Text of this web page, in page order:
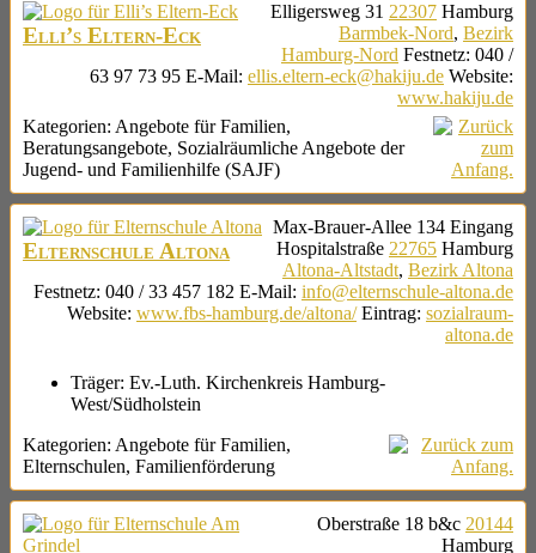
Elli’s Eltern-Eck
Elligersweg 31 22307 Hamburg
Barmbek-Nord, Bezirk
Hamburg-Nord Festnetz: 040 /
63 97 73 95 E-Mail: ellis.eltern-eck@hakiju.de Website:
www.hakiju.de
Kategorien: Angebote für Familien,
Beratungsangebote, Sozialräumliche Angebote der
Jugend- und Familienhilfe (SAJF)
Elternschule Altona
Max-Brauer-Allee 134 Eingang
Hospitalstraße 22765 Hamburg
Altona-Altstadt, Bezirk Altona
Festnetz: 040 / 33 457 182 E-Mail: info@elternschule-altona.de
Website: www.fbs-hamburg.de/altona/ Eintrag: sozialraum-
altona.de
Träger: Ev.-Luth. Kirchenkreis Hamburg-
West/Südholstein
Kategorien: Angebote für Familien,
Elternschulen, Familienförderung
Oberstraße 18 b&c 20144
Hamburg